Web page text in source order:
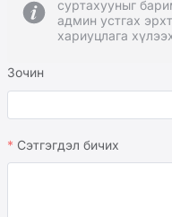
суртахууныг
админ устгах
хариуцлага
Зочин
Сэтгэгдэл бичих